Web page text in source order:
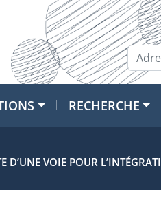
RECHERCHE
D’UNE VOIE POUR